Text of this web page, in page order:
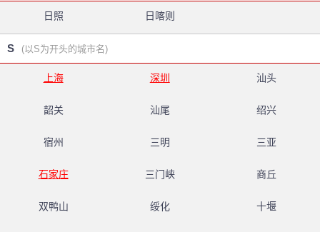
日照 日喀则
S (以S为开头的城市名)
上海 深圳 汕头
韶关 汕尾 绍兴
宿州 三明 三亚
石家庄 三门峡 商丘
双鸭山 绥化 十堰